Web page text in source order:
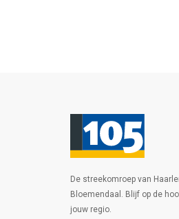
De streekomroep van
Bloemendaal. Blijf op de
jouw regio.